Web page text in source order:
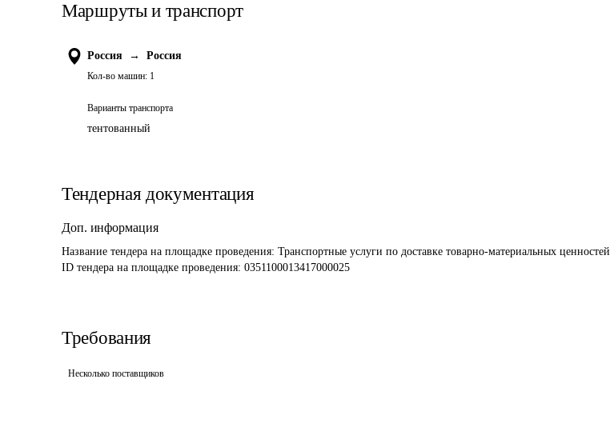
Маршруты и транспорт
Россия → Россия
Кол-во машин: 1
Варианты транспорта
тентованный
Тендерная документация
Доп. информация
Название тендера на площадке проведения: Транспортные услуги по доставке товарно-материальных ценностей
ID тендера на площадке проведения: 0351100013417000025
Требования
Несколько поставщиков